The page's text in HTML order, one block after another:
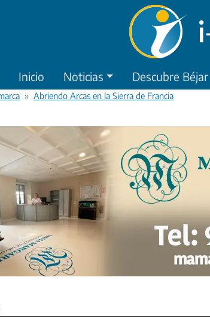
Inicio Noticias Descubre Béjar
Abriendo Arcas en la Sierra de Francia